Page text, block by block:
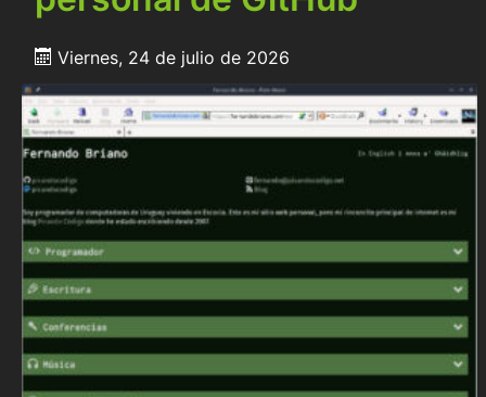
Viernes, 24 de julio de 2026